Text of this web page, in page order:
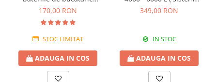
Blanco
170,00 RON
STOC LIMITAT
ADAUGA IN COS
complet )
349,00 RON
IN STOC
ADAUGA IN COS